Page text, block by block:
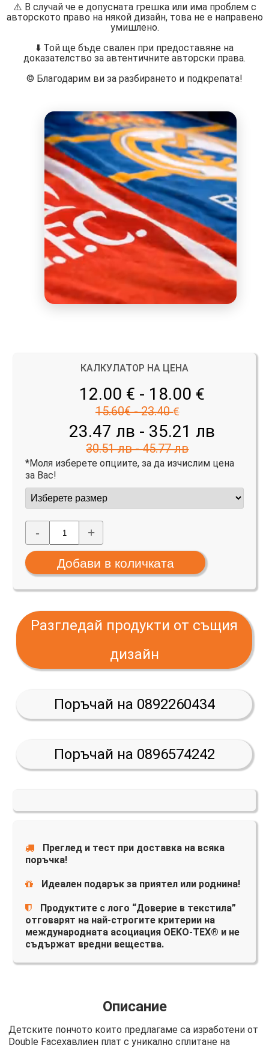
⚠️ В случай че е допусната грешка или има проблем с
авторското право на някой дизайн, това не е направено
умишлено.
⬇️ Той ще бъде свален при предоставяне на
доказателство за автентичните авторски права.
©️ Благодарим ви за разбирането и подкрепата!
КАЛКУЛАТОР НА ЦЕНА
12.00 € - 18.00 €
15.60€ - 23.40 €
23.47 лв - 35.21 лв
30.51 лв - 45.77 лв
*Моля изберете опциите, за да изчислим цена
за Вас!
- +
Разгледай продукти от същия
дизайн
Поръчай на 0892260434
Поръчай на 0896574242
Преглед и тест при доставка на всяка
поръчка!
Идеален подарък за приятел или роднина!
Продуктите с лого “Доверие в текстила”
отговарят на най-строгите критерии на
международната асоциация OEKO-TEX® и не
съдържат вредни вещества.
Описание
Детските пончото които предлагаме са изработени от
Double Faceхавлиен плат с уникално сплитане на